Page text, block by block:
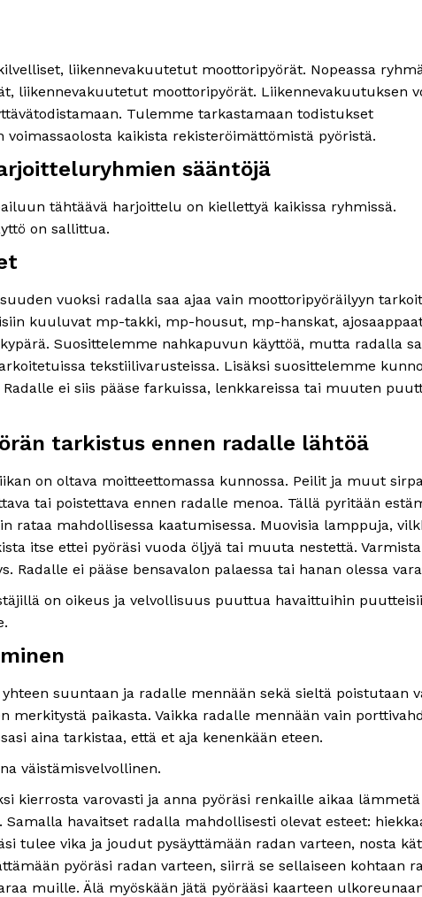
liikennevakuutetut moottoripyörät. Nopeassa
liikennevakuutetut moottoripyörät. Liikennevakuutuksen
Tulemme tarkastamaan todistukset
voimassaolosta kaikista rekisteröimättömistä pyöristä.
sääntöjä
tähtäävä harjoittelu on kiellettyä kaikissa ryhmissä.
on sallittua.
vuoksi radalla saa ajaa vain moottoripyöräilyyn
kuuluvat mp-takki, mp-housut, mp-hanskat,
Suosittelemme nahkapuvun käyttöä, mutta radalla
tekstiilivarusteissa. Lisäksi suosittelemme
ei siis pääse farkuissa, lenkkareissa tai muuten
tarkistus ennen radalle lähtöä
on oltava moitteettomassa kunnossa. Peilit ja muut
tai poistettava ennen radalle menoa. Tällä pyritään
rataa mahdollisessa kaatumisessa. Muovisia lamppuja,
itse ettei pyöräsi vuoda öljyä tai muuta nestettä. Varmista
Radalle ei pääse bensavalon palaessa tai hanan olessa
on oikeus ja velvollisuus puuttua havaittuihin
yhteen suuntaan ja radalle mennään sekä sieltä poistutaan
merkitystä paikasta. Vaikka radalle mennään vain
aina tarkistaa, että et aja kenenkään eteen.
väistämisvelvollinen.
kierrosta varovasti ja anna pyöräsi renkaille aikaa lämmetä
Samalla havaitset radalla mahdollisesti olevat esteet:
tulee vika ja joudut pysäyttämään radan varteen, nosta
pyöräsi radan varteen, siirrä se sellaiseen kohtaan
muille. Älä myöskään jätä pyörääsi kaarteen